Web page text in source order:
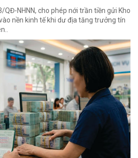
QĐ-NHNN, cho phép nới trần tiền gửi Kho
nền kinh tế khi dư địa tăng trưởng tín